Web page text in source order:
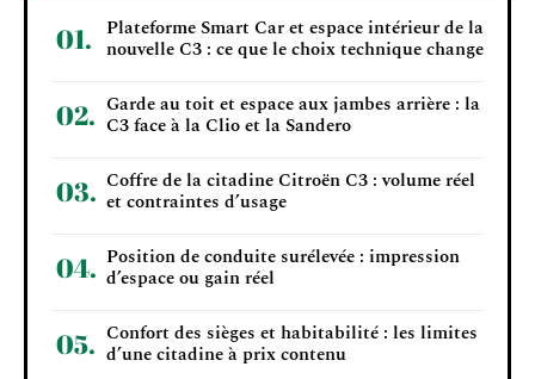
Plateforme Smart Car et espace intérieur de la
nouvelle C3 : ce que le choix technique change
Garde au toit et espace aux jambes arrière : la
C3 face à la Clio et la Sandero
Coffre de la citadine Citroën C3 : volume réel
et contraintes d’usage
Position de conduite surélevée : impression
d’espace ou gain réel
Confort des sièges et habitabilité : les limites
d’une citadine à prix contenu